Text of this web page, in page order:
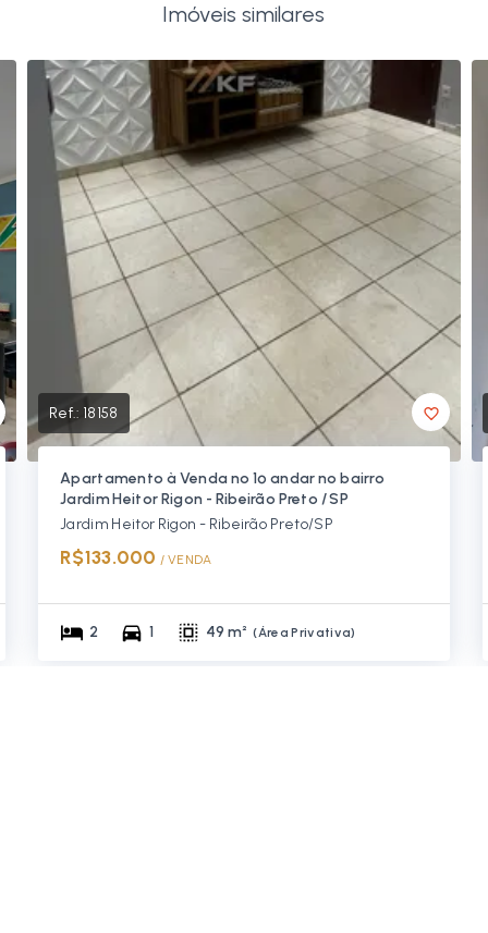
Imóveis similares
Ref.: 18158
Apartamento à Venda no 1º andar no bairro
Jardim Heitor Rigon - Ribeirão Preto / SP
Jardim Heitor Rigon - Ribeirão Preto/SP
R$133.000 / VENDA
2 1 49 m² (Área Privativa)